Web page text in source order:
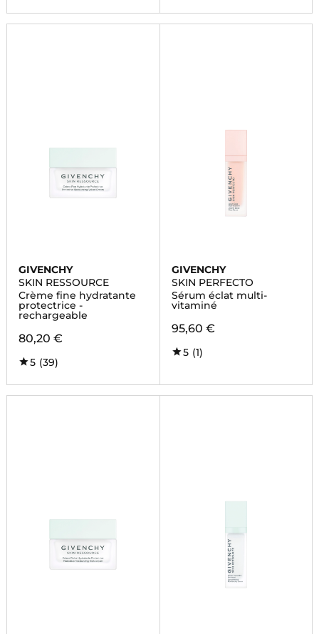
GIVENCHY
SKIN RESSOURCE
Crème fine hydratante
protectrice -
rechargeable
80,20 €
5 (39)
GIVENCHY
SKIN PERFECTO
Sérum éclat multi-
vitaminé
95,60 €
5 (1)